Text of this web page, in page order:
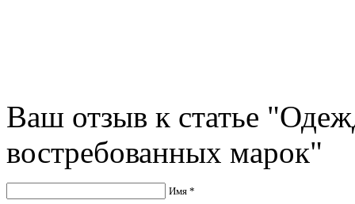
Ваш отзыв к статье
востребованных марок"
Имя *